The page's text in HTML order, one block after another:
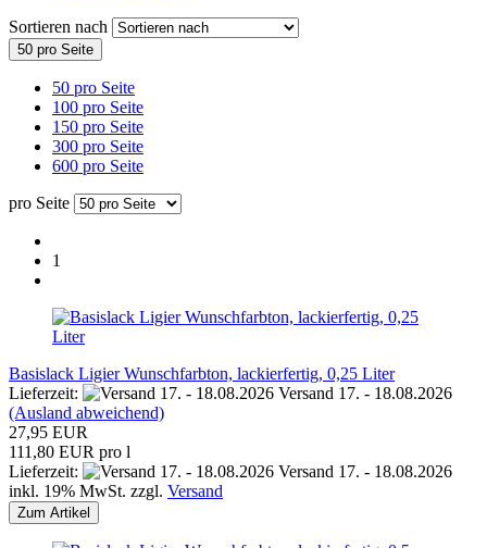
Sortieren nach
50 pro Seite
50 pro Seite
100 pro Seite
150 pro Seite
300 pro Seite
600 pro Seite
pro Seite
1
Basislack Ligier Wunschfarbton, lackierfertig, 0,25 Liter
Lieferzeit:
Versand 17. - 18.08.2026
(Ausland abweichend)
27,95 EUR
111,80 EUR pro l
Lieferzeit:
Versand 17. - 18.08.2026
inkl. 19% MwSt. zzgl. Versand
Zum Artikel